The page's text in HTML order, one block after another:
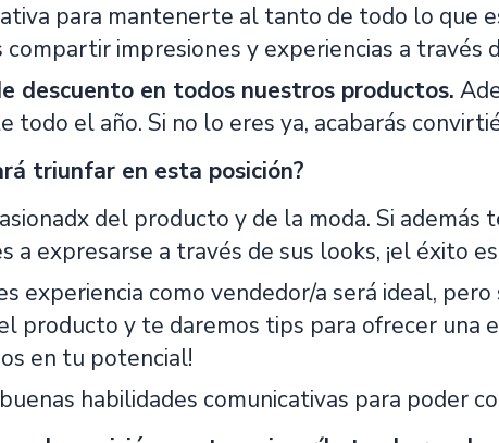
para mantenerte al tanto de todo lo que
compartir impresiones y experiencias a través
descuento en todos nuestros productos.
todo el año. Si no lo eres ya, acabarás
triunfar en esta posición?
del producto y de la moda. Si
a expresarse a través de sus looks, ¡el éxito
experiencia como vendedor/a será ideal,
producto y te daremos tips para ofrecer una
en tu potencial!
habilidades comunicativas para poder